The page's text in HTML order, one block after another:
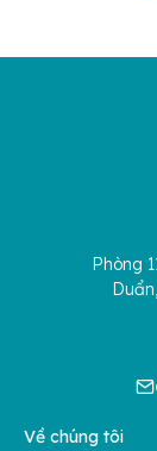
Phòng
Về chúng tôi